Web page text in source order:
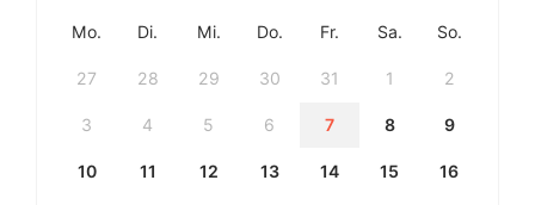
Mo. Di. Mi. Do. Fr. Sa. So.
27 28 29 30 31 1 2
3 4 5 6 7 8 9
10 11 12 13 14 15 16